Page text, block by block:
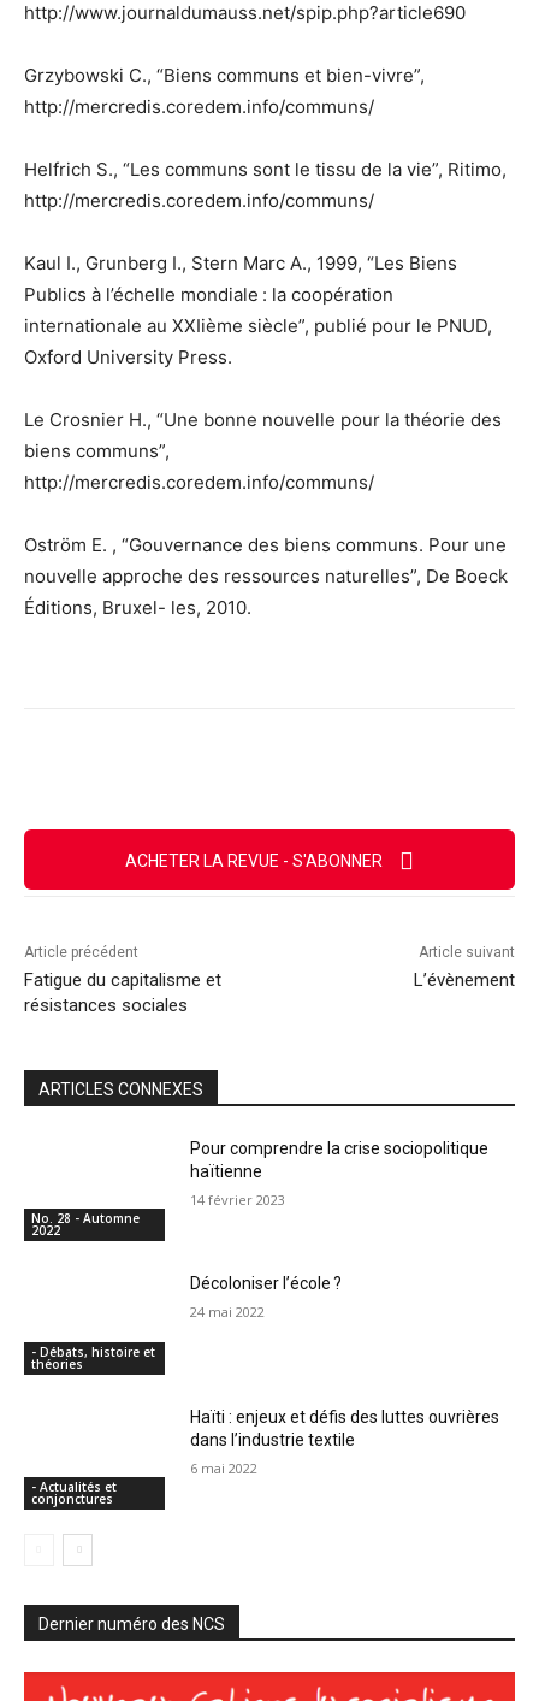
http://www.journaldumauss.net/spip.php?article690
Grzybowski C., “Biens communs et bien-vivre”,
http://mercredis.coredem.info/communs/
Helfrich S., “Les communs sont le tissu de la vie”, Ritimo,
http://mercredis.coredem.info/communs/
Kaul I., Grunberg I., Stern Marc A., 1999, “Les Biens
Publics à l’échelle mondiale : la coopération
internationale au XXIième siècle”, publié pour le PNUD,
Oxford University Press.
Le Crosnier H., “Une bonne nouvelle pour la théorie des
biens communs”,
http://mercredis.coredem.info/communs/
Oström E. , “Gouvernance des biens communs. Pour une
nouvelle approche des ressources naturelles”, De Boeck
Éditions, Bruxel- les, 2010.
ACHETER LA REVUE - S'ABONNER
Article précédent
Fatigue du capitalisme et
résistances sociales
Article suivant
L’évènement
ARTICLES CONNEXES
No. 28 - Automne
2022
Pour comprendre la crise sociopolitique
haïtienne
14 février 2023
- Débats, histoire et
théories
Décoloniser l’école ?
24 mai 2022
- Actualités et
conjonctures
Haïti : enjeux et défis des luttes ouvrières
dans l’industrie textile
6 mai 2022
Dernier numéro des NCS